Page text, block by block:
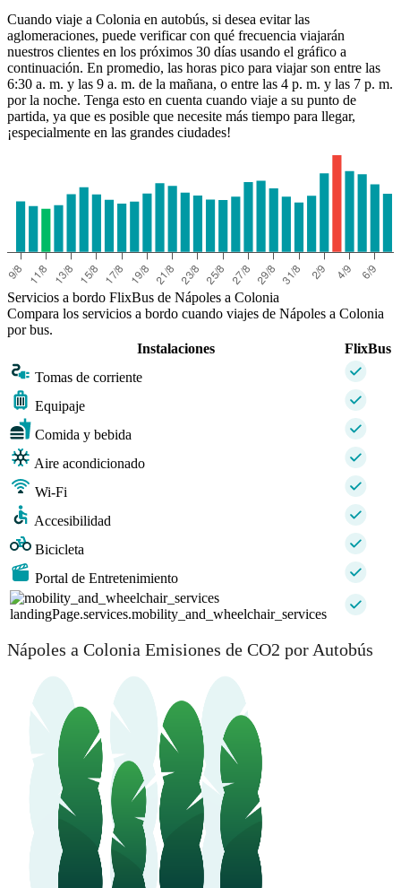
Cuando viaje a Colonia en autobús, si desea evitar las
aglomeraciones, puede verificar con qué frecuencia viajarán
nuestros clientes en los próximos 30 días usando el gráfico a
continuación. En promedio, las horas pico para viajar son entre las
6:30 a. m. y las 9 a. m. de la mañana, o entre las 4 p. m. y las 7 p. m.
por la noche. Tenga esto en cuenta cuando viaje a su punto de
partida, ya que es posible que necesite más tiempo para llegar,
¡especialmente en las grandes ciudades!
Servicios a bordo FlixBus de Nápoles a Colonia
Compara los servicios a bordo cuando viajes de Nápoles a Colonia
por bus.
Instalaciones
FlixBus
Tomas de corriente
Equipaje
Comida y bebida
Aire acondicionado
Wi-Fi
Accesibilidad
Bicicleta
Portal de Entretenimiento
landingPage.services.mobility_and_wheelchair_services
Nápoles a Colonia Emisiones de CO2 por Autobús